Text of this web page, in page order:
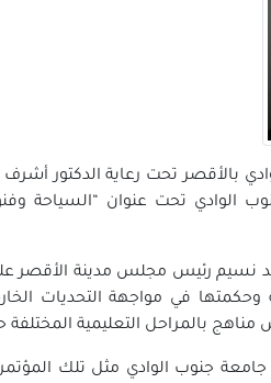
بالأقصر تحت رعاية الدكتور
الوادي تحت عنوان “السياحة
أحمد نسيم رئيس مجلس مدينة
في مواجهة التحديات
بالمراحل التعليمية
جنوب الوادي مثل تلك